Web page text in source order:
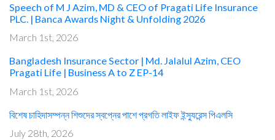
Speech of M J Azim, MD & CEO of Pragati Life Insurance
PLC. | Banca Awards Night & Unfolding 2026
March 1st, 2026
Bangladesh Insurance Sector | Md. Jalalul Azim, CEO
Pragati Life | Business A to Z EP-14
March 1st, 2026
বিশেষ চাহিদাসম্পন্ন শিশুদের স্বপ্নের পাশে প্রগতি লাইফ ইন্স্যুরেন্স পিএলসি
July 28th, 2026